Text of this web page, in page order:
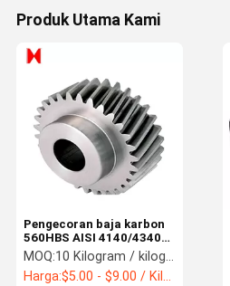
Produk Utama Kami
Pengecoran baja karbon
560HBS AISI 4140/4340
Steel Helical Pinion Gear
MOQ:10 Kilogram / kilogram
Harga:$5.00 - $9.00 / Kilogram